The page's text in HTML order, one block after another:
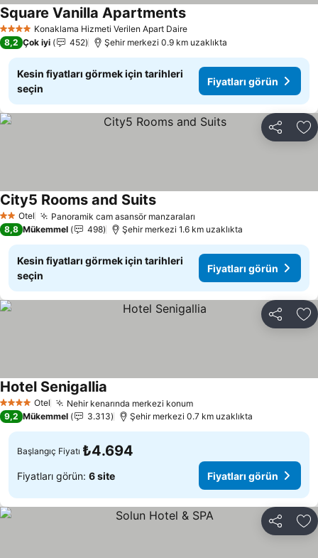
4 Yıldız Konaklama Hizmeti Verilen Apart Daire
Square Vanilla ApartmentsFiyatları görün
8,2 Çok iyi 452 Şehir merkezi 0.9 km uzaklıkta
Kesin fiyatları görmek için tarihleri
seçin
Fiyatları görün
Paylaş
2 Yıldız
Otel Panoramik cam asansör manzaraları
City5 Rooms and SuitsFiyatları görün
8,8 Mükemmel 498 Şehir merkezi 1.6 km uzaklıkta
Kesin fiyatları görmek için tarihleri
seçin
Fiyatları görün
Paylaş
4 Yıldız Otel Nehir kenarında merkezi konumFiyatları görün
Hotel Senigallia
9,2 Mükemmel 3.313 Şehir merkezi 0.7 km uzaklıkta
Başlangıç Fiyatı ₺4.694
Fiyatları görün: 6 site Fiyatları görün
Paylaş